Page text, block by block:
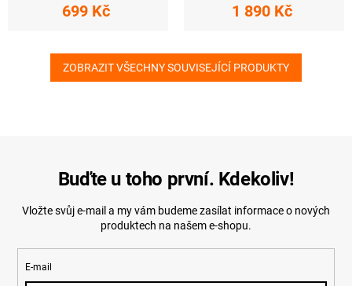
699 Kč 1 890 Kč
ZOBRAZIT VŠECHNY SOUVISEJÍCÍ PRODUKTY
Buďte u toho první. Kdekoliv!
Vložte svůj e-mail a my vám budeme zasílat informace o nových
produktech na našem e-shopu.
E-mail